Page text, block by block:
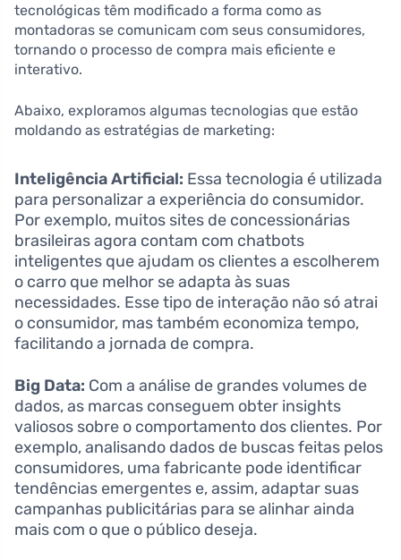
tecnológicas têm modificado a forma como as
montadoras se comunicam com seus consumidores,
tornando o processo de compra mais eficiente e
interativo.
Abaixo, exploramos algumas tecnologias que estão
moldando as estratégias de marketing:
Inteligência Artificial: Essa tecnologia é utilizada
para personalizar a experiência do consumidor.
Por exemplo, muitos sites de concessionárias
brasileiras agora contam com chatbots
inteligentes que ajudam os clientes a escolherem
o carro que melhor se adapta às suas
necessidades. Esse tipo de interação não só atrai
o consumidor, mas também economiza tempo,
facilitando a jornada de compra.
Big Data: Com a análise de grandes volumes de
dados, as marcas conseguem obter insights
valiosos sobre o comportamento dos clientes. Por
exemplo, analisando dados de buscas feitas pelos
consumidores, uma fabricante pode identificar
tendências emergentes e, assim, adaptar suas
campanhas publicitárias para se alinhar ainda
mais com o que o público deseja.